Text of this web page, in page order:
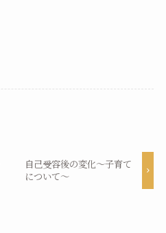
自己受容後の変化～子育て
について～